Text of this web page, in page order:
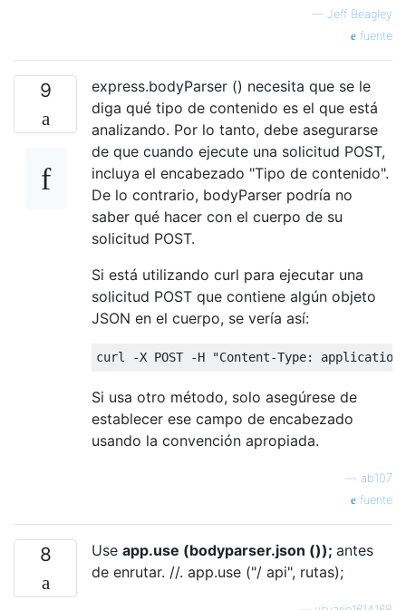
— Jeff Beagley
fuente
9
express.bodyParser () necesita que se le
diga qué tipo de contenido es el que está
analizando. Por lo tanto, debe asegurarse
de que cuando ejecute una solicitud POST,
incluya el encabezado "Tipo de contenido".
De lo contrario, bodyParser podría no
saber qué hacer con el cuerpo de su
solicitud POST.
Si está utilizando curl para ejecutar una
solicitud POST que contiene algún objeto
JSON en el cuerpo, se vería así:
curl -X POST -H "Content-Type:
Si usa otro método, solo asegúrese de
establecer ese campo de encabezado
usando la convención apropiada.
ab107
fuente
8 Use app.use (bodyparser.json ()); antes
de enrutar. //. app.use ("/ api", rutas);